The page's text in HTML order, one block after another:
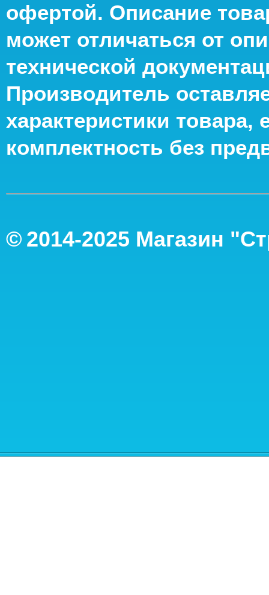
офертой. Описание
может отличаться от
технической
Производитель
характеристики
комплектность без
© 2014-2025 Магазин